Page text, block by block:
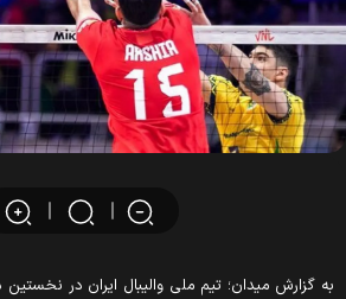
گزارش میدان؛ تیم ملی والیبال ایران در نخستین